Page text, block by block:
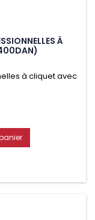
À
à cliquet avec
simple et rapide
polyester